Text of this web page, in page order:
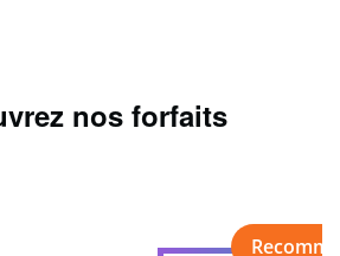
nos forfaits